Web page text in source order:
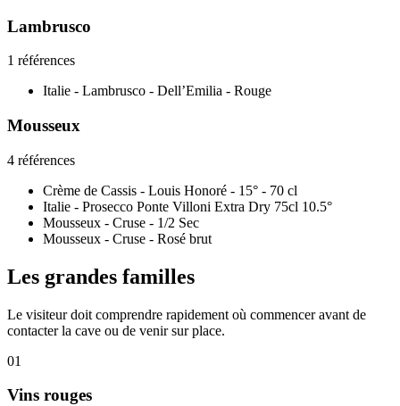
Lambrusco
1 références
Italie - Lambrusco - Dell’Emilia - Rouge
Mousseux
4 références
Crème de Cassis - Louis Honoré - 15° - 70 cl
Italie - Prosecco Ponte Villoni Extra Dry 75cl 10.5°
Mousseux - Cruse - 1/2 Sec
Mousseux - Cruse - Rosé brut
Les grandes familles
Le visiteur doit comprendre rapidement où commencer avant de
contacter la cave ou de venir sur place.
01
Vins rouges